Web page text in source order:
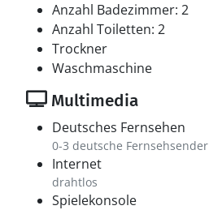
Anzahl Badezimmer: 2
Anzahl Toiletten: 2
Trockner
Waschmaschine
Multimedia
Deutsches Fernsehen
0-3 deutsche Fernsehsender
Internet
drahtlos
Spielekonsole